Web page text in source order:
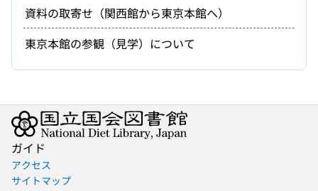
資料の取寄せ（関西館から東京本館へ）
東京本館の参観（見学）について
ガイド
アクセス
サイトマップ